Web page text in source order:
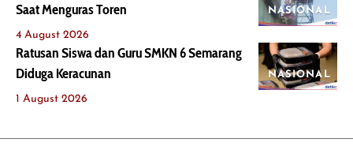
NASIONAL
Saat Menguras Toren
4 August 2026
NASIONAL
Ratusan Siswa dan Guru SMKN 6 Semarang
Diduga Keracunan
1 August 2026